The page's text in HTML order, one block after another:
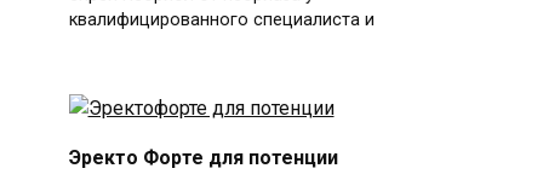
квалифицированного специалиста и
Эректо Форте для потенции